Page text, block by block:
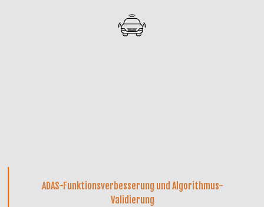
ADAS-Funktionsverbesserung und Algorithmus-
Validierung